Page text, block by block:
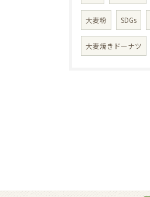
大麦粉 SDGs
大麦焼きドーナツ